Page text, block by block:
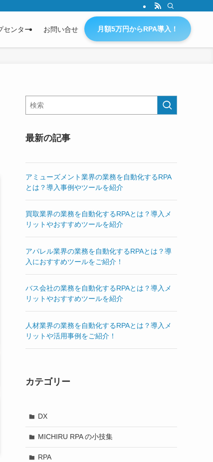
センター お問い合せ 月額5万円からRPA導入！
最新の記事
アミューズメント業界の業務を自動化するRPA
とは？導入事例やツールを紹介
買取業界の業務を自動化するRPAとは？導入メ
リットやおすすめツールを紹介
アパレル業界の業務を自動化するRPAとは？導
入におすすめツールをご紹介！
バス会社の業務を自動化するRPAとは？導入メ
リットやおすすめツールを紹介
人材業界の業務を自動化するRPAとは？導入メ
リットや活用事例をご紹介！
カテゴリー
DX
MICHIRU RPA の小技集
RPA